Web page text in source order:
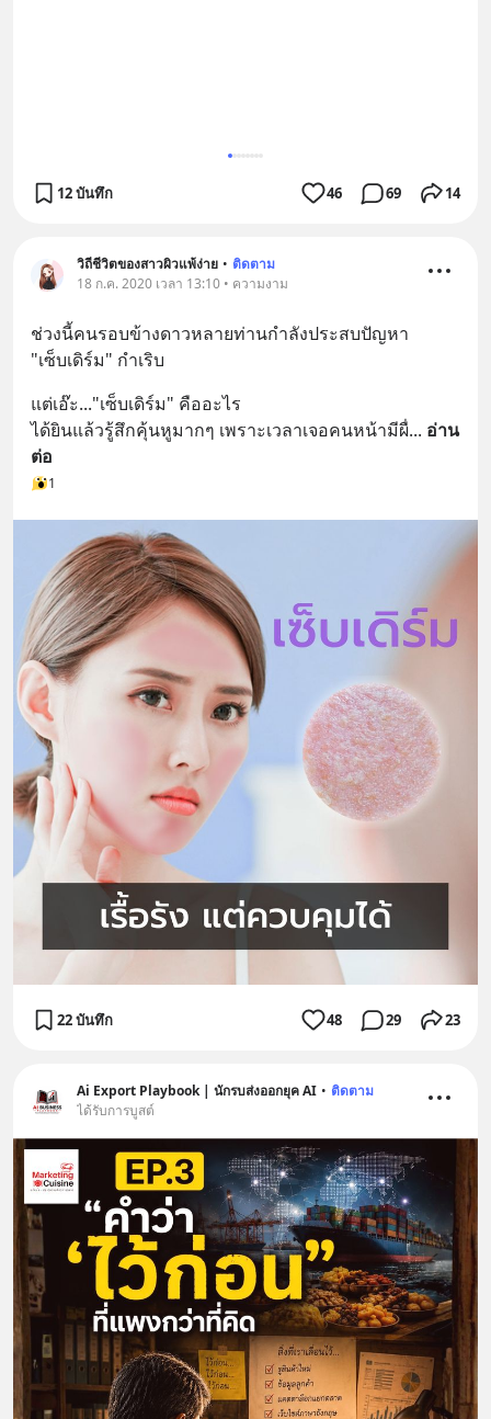
12 บันทึก 46 69 14
วิถีชีวิตของสาวผิวแพ้ง่าย • ติดตาม
18 ก.ค. 2020 เวลา 13:10 • ความงาม
ช่วงนี้คนรอบข้างดาวหลายท่านกำลังประสบปัญหา
"เซ็บเดิร์ม" กำเริบ
แต่เอ๊ะ..."เซ็บเดิร์ม" คืออะไร
ได้ยินแล้วรู้สึกคุ้นหูมากๆ เพราะเวลาเจอคนหน้ามีผื่... อ่าน
ต่อ
1
22 บันทึก 48 29 23
Ai Export Playbook | นักรบส่งออกยุค AI • ติดตาม
ได้รับการบูสต์